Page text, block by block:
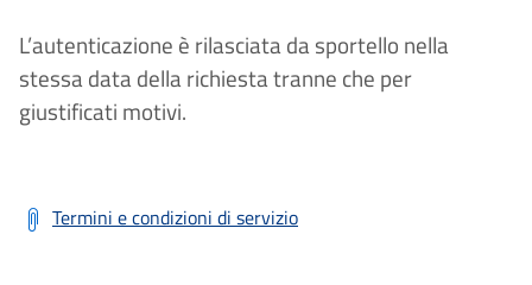
L’autenticazione è rilasciata da sportello nella
stessa data della richiesta tranne che per
giustificati motivi.
Termini e condizioni di servizio